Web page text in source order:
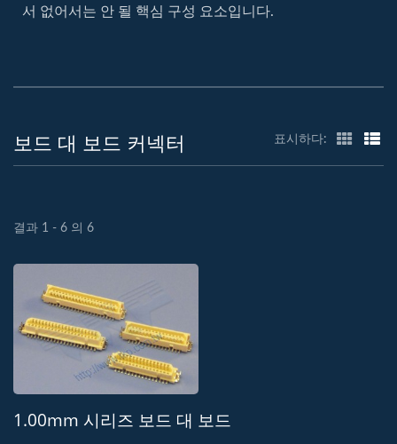
서 없어서는 안 될 핵심 구성 요소입니다.
보드 대 보드 커넥터 표시하다:
결과 1 - 6 의 6
1.00mm 시리즈 보드 대 보드